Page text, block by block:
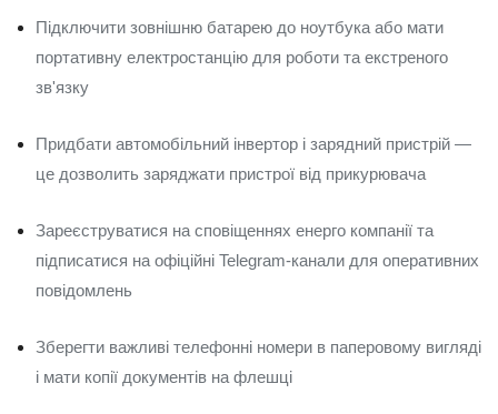
Підключити зовнішню батарею до ноутбука або мати
портативну електростанцію для роботи та екстреного
зв'язку
Придбати автомобільний інвертор і зарядний пристрій —
це дозволить заряджати пристрої від прикурювача
Зареєструватися на сповіщеннях енерго компанії та
підписатися на офіційні Telegram-канали для оперативних
повідомлень
Зберегти важливі телефонні номери в паперовому вигляді
і мати копії документів на флешці